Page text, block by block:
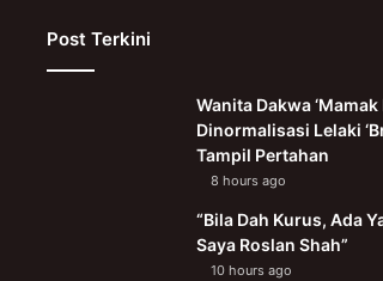
Post Terkini
Wanita Dakwa ‘Mamak
Dinormalisasi Lelaki
Tampil Pertahan
8 hours ago
“Bila Dah Kurus, Ada
Saya Roslan Shah”
10 hours ago